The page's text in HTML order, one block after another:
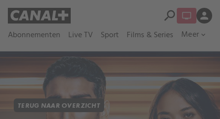
Abonnementen Live TV Sport Films & Series Meer expand_more
search person
TERUG NAAR OVERZICHT